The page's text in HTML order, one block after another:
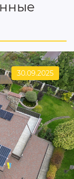
30.09.2025